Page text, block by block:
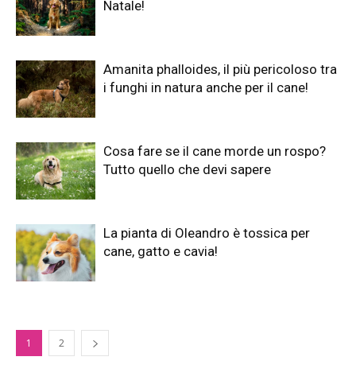
Natale!
Amanita phalloides, il più pericoloso tra
i funghi in natura anche per il cane!
Cosa fare se il cane morde un rospo?
Tutto quello che devi sapere
La pianta di Oleandro è tossica per
cane, gatto e cavia!
1 2